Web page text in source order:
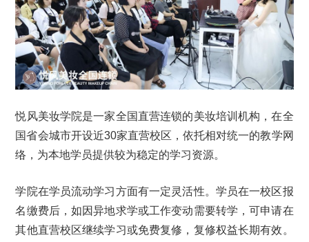
悦风美妆学院是一家全国直营连锁的美妆培训机构，在全
国省会城市开设近30家直营校区，依托相对统一的教学网
络，为本地学员提供较为稳定的学习资源。
学院在学员流动学习方面有一定灵活性。学员在一校区报
名缴费后，如因异地求学或工作变动需要转学，可申请在
其他直营校区继续学习或免费复修，复修权益长期有效。